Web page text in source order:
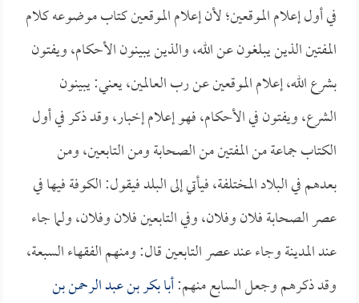
في أول إعلام الموقعين؛ لأن إعلام الموقعين كتاب موضوعه كلام
المفتين الذين يبلغون عن الله، والذين يبينون الأحكام، ويفتون
بشرع الله، إعلام الموقعين عن رب العالمين، يعني: يبينون
الشرع، ويفتون في الأحكام، فهو إعلام إخبار، وقد ذكر في أول
الكتاب جماعة من المفتين من الصحابة ومن التابعين، ومن
بعدهم في البلاد المختلفة، فيأتي إلى البلد فيقول: الكوفة فيها في
عصر الصحابة فلان وفلان، وفي التابعين فلان وفلان، ولما جاء
عند المدينة وجاء عند عصر التابعين قال: ومنهم الفقهاء السبعة،
وقد ذكرهم وجعل السابع منهم:أبا بكر بن عبد الرحمن بن